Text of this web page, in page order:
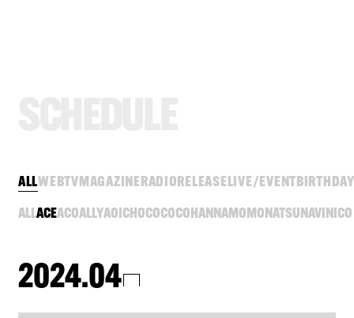
ALLACEACOALLYAOI CHOCOCOCO HANNAMOMO NATSU NAVI NICO
ALLWEBTVMAGAZINERADIORELEASELIVE/EVENTBIRTHDAY
2024.04